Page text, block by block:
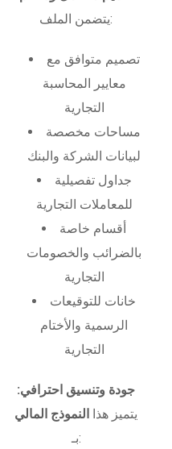
يتضمن الملف:
تصميم متوافق مع
معايير المحاسبة
التجارية
مساحات مخصصة
لبيانات الشركة والبنك
جداول تفصيلية
للمعاملات التجارية
أقسام خاصة
بالضرائب والخصومات
التجارية
خانات للتوقيعات
الرسمية والأختام
التجارية
جودة وتنسيق احترافي:
يتميز هذا
النموذج المالي
بـ: